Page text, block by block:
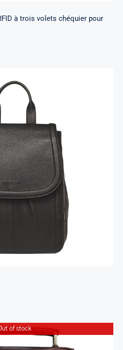
à trois volets chéquier pour
Dos Margot
of stock